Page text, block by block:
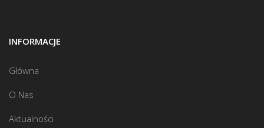
INFORMACJE
Główna
O Nas
Aktualności